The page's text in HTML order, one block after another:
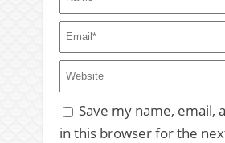
Save my name, email,
in this browser for the